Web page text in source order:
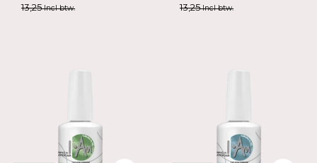
13,25Incl btw. 13,25Incl btw.